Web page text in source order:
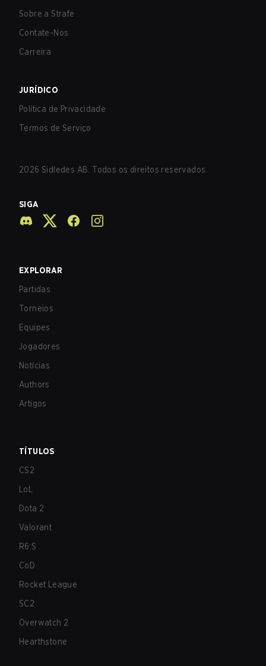
Sobre a Strafe
Contate-Nos
Carreira
JURÍDICO
Política de Privacidade
Termos de Serviço
2026 Sidledes AB. Todos os direitos reservados.
SIGA
EXPLORAR
Partidas
Torneios
Equipes
Jogadores
Notícias
Authors
Artigos
TÍTULOS
CS2
LoL
Dota 2
Valorant
R6:S
CoD
Rocket League
SC2
Overwatch 2
Hearthstone